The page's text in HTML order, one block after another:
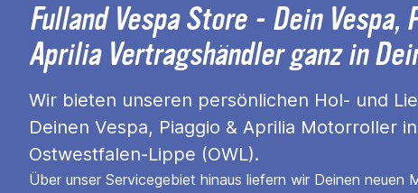
Fulland Vespa Store - Dein Vespa,
Aprilia Vertragshändler ganz in
Wir bieten unseren persönlichen Hol- und
Deinen Vespa, Piaggio & Aprilia Motorroller
Ostwestfalen-Lippe (OWL).
Über unser Servicegebiet hinaus liefern wir Deinen neuen